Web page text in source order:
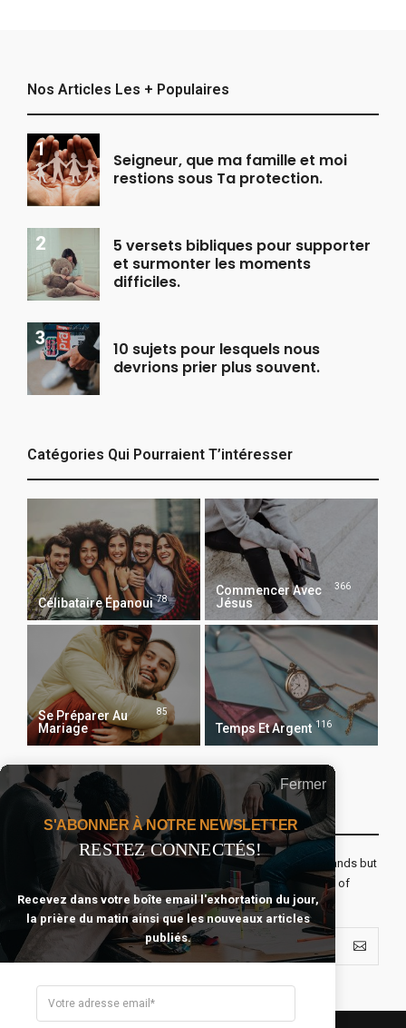
Nos Articles Les + Populaires
Seigneur, que ma famille et moi
restions sous Ta protection.
5 versets bibliques pour supporter
et surmonter les moments
difficiles.
10 sujets pour lesquels nous
devrions prier plus souvent.
Catégories Qui Pourraient T’intéresser
Célibataire Épanoui 78
Commencer Avec
Jésus
366
Se Préparer Au
Mariage
85
Temps Et Argent 116
Recevoir Notre Newsletter Chaque Matin
The real voyage of discovery consists not in seeking new lands but
seeing with new eyes. All journeys have secret destinations of
which the traveler is unaware.
Fermer
S'ABONNER À NOTRE NEWSLETTER
RESTEZ CONNECTÉS!
Recevez dans votre boîte email l'exhortation du jour,
la prière du matin ainsi que les nouveaux articles
publiés.